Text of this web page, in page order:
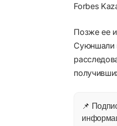
Forbes
Позже ее
Суюншали
📌